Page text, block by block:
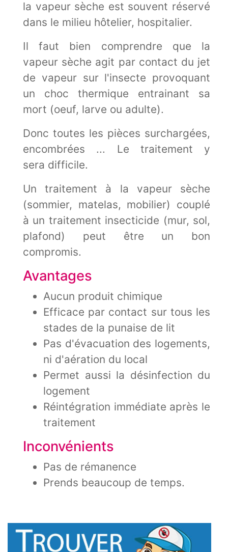
la vapeur sèche est souvent réservé
dans le milieu hôtelier, hospitalier.
Il faut bien comprendre que la
vapeur sèche agit par contact du jet
de vapeur sur l'insecte provoquant
un choc thermique entrainant sa
mort (oeuf, larve ou adulte).
Donc toutes les pièces surchargées,
encombrées ... Le traitement y
sera difficile.
Un traitement à la vapeur sèche
(sommier, matelas, mobilier) couplé
à un traitement insecticide (mur, sol,
plafond) peut être un bon
compromis.
Avantages
Aucun produit chimique
Efficace par contact sur tous les
stades de la punaise de lit
Pas d'évacuation des logements,
ni d'aération du local
Permet aussi la désinfection du
logement
Réintégration immédiate après le
traitement
Inconvénients
Pas de rémanence
Prends beaucoup de temps.